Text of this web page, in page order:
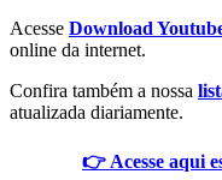
Acesse Download
online da internet.
Confira também a nossa
atualizada diariamente.
👉 Acesse aqui